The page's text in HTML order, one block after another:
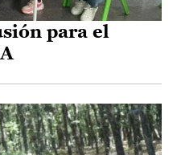
para el